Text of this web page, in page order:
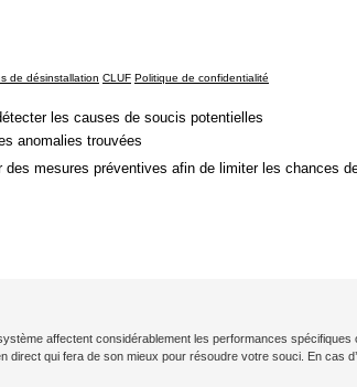
de désinstallation CLUF Politique de confidentialité
les causes de soucis potentielles
anomalies trouvées
mesures préventives afin de limiter les chances
affectent considérablement les performances
direct qui fera de son mieux pour résoudre votre souci. En cas